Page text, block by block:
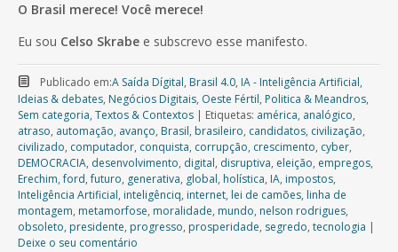
O Brasil merece! Você merece!
Eu sou Celso Skrabe e subscrevo esse manifesto.
Publicado em:A Saída Dígital, Brasil 4.0, IA - Inteligência Artificial,
Ideias & debates, Negócios Digitais, Oeste Fértil, Politica & Meandros,
Sem categoria, Textos & Contextos | Etiquetas: américa, analógico,
atraso, automação, avanço, Brasil, brasileiro, candidatos, civilização,
civilizado, computador, conquista, corrupção, crescimento, cyber,
DEMOCRACIA, desenvolvimento, digital, disruptiva, eleição, empregos,
Erechim,ford,futuro, generativa, global, holística, IA, impostos,
Inteligência Artificial, inteligênciq, internet, lei de camões, linha de
montagem, metamorfose, moralidade, mundo, nelson rodrigues,
obsoleto, presidente, progresso, prosperidade, segredo, tecnologia |
Deixe o seu comentário